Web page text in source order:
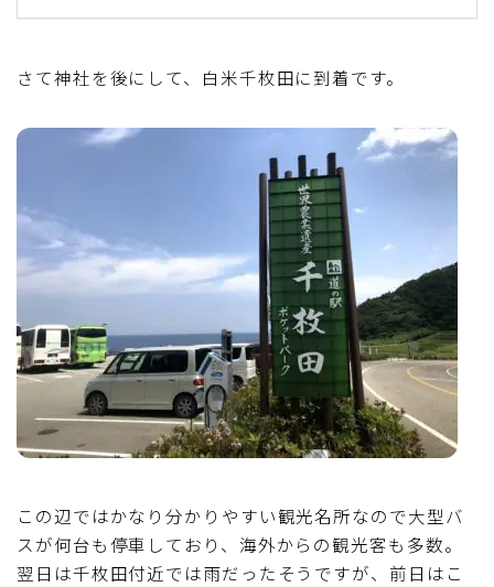
ブルベレポート2020
ブルベレポート2019
ブルベレポート2017
ブルべレポート2015
ブルべレポート2014
ブルべレポート2012
さて神社を後にして、白米千枚田に到着です。
この辺ではかなり分かりやすい観光名所なので大型バ
スが何台も停車しており、海外からの観光客も多数。
翌日は千枚田付近では雨だったそうですが、前日はこ